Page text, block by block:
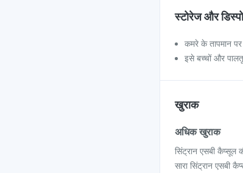
स्टोरेज और
कमरे के तापमान पर
इसे बच्चों और
खुराक
अधिक खुराक
सिंट्रान एसबी कैप्सूल
सारा सिंट्रान एसबी